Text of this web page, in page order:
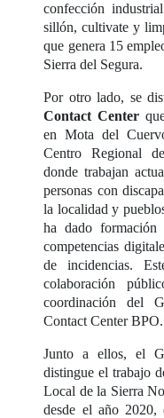
confección
sillón, cultivate y
que genera 15
Sierra del Segura.
Por otro lado, se
Contact Center
en Mota del
Centro Regional
donde trabajan
personas con
la localidad y
ha dado formación
competencias
de incidencias.
colaboración
coordinación del
Contact Center BPO.
Junto a ellos, el
distingue el trabajo
Local de la Sierra
desde el año